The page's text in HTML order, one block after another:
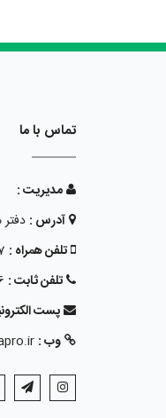
تماس با ما
مدیریت :
آدرس : دفتر مرکزی
تلفن همراه :
تلفن ثابت :
پست
وب :